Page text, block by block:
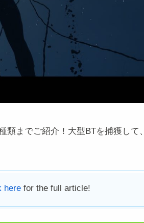
までご紹介！大型BTを捕獲して、
here for the full article!